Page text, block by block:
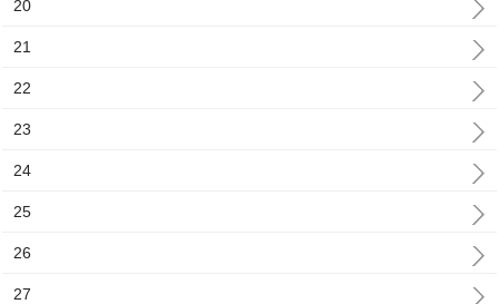
20
21
22
23
24
25
26
27